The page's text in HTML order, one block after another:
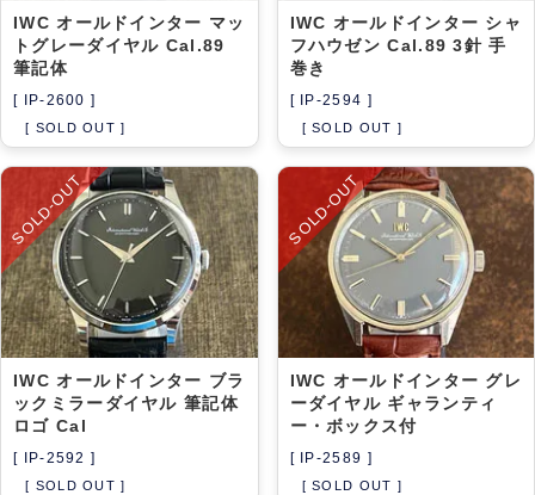
IWC オールドインター マッ
トグレーダイヤル Cal.89
筆記体
[ IP-2600 ]
[ SOLD OUT ]
IWC オールドインター シャ
フハウゼン Cal.89 3針 手
巻き
[ IP-2594 ]
[ SOLD OUT ]
SOLD-OUT
IWC オールドインター ブラ
ックミラーダイヤル 筆記体
ロゴ Cal
[ IP-2592 ]
[ SOLD OUT ]
SOLD-OUT
IWC オールドインター グレ
ーダイヤル ギャランティ
ー・ボックス付
[ IP-2589 ]
[ SOLD OUT ]